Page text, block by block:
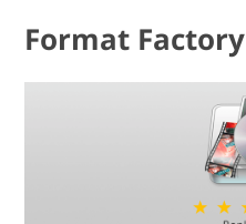
Format Factory